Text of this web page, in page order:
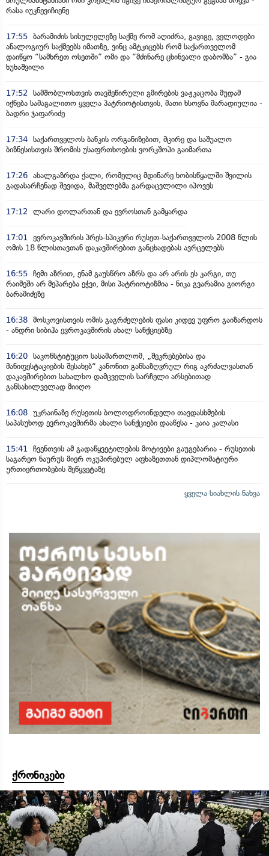
რასა იუკნევიჩიენე
17:55 ბარამიძის სისულელეზე საქმე რომ აღიძრა, გავიგე, ველოდები
ანალოგიურ საქმეებს იმათზე, ვინც ამტკიცებს რომ საქართველომ
დაიწყო “სამხრეთ ოსეთში” ომი და “მძინარე ცხინვალი დაბომბა” - გია
ხუხაშვილი
17:52
სამშობლოსთვის თავშეწირული გმირების ვაჟკაცობა მუდამ
იქნება სამაგალითო ყველა პატრიოტისთვის, მათი ხსოვნა მარადიულია -
ბადრი ჯაფარიძე
17:34 საქართველოს ბანკის ორგანიზებით, მცირე და საშუალო
ბიზნესისთვის შრომის უსაფრთხოების ვორკშოპი გაიმართა
17:26 ახალგაზრდა ქალი, რომელიც მდინარე ხობისწყალში შვილის
გადასარჩენად შევიდა, მაშველებმა გარდაცვლილი იპოვეს
17:12 ლარი დოლართან და ევროსთან გამყარდა
17:01
ევროკავშირის პრეს-სპიკერი რუსეთ-საქართველოს 2008 წლის
ომის 18 წლისთავთან დაკავშირებით განცხადებას ავრცელებს
16:55 ჩემი აზრით, ენამ გაუსწრო აზრს და არ არის ეს კარგი, თუ
რაიმეში არ მეპარება ეჭვი, მისი პატრიოტიზმია - ნიკა გვარამია გიორგი
ბარამიძეზე
16:38 მოსკოვისთვის ომის გაგრძელების ფასი კიდევ უფრო გაიზარდოს
- ანდრი სიბიჰა ევროკავშირის ახალ სანქციებზე
16:20 საკონსტიტუციო სასამართლომ, „შეკრებებისა და
მანიფესტაციების შესახებ“ კანონით განსაზღვრულ რიგ აკრძალვასთან
დაკავშირებით სახალხო დამცველის სარჩელი არსებითად
განსახილველად მიიღო
16:08 უკრაინაზე რუსეთის ბოლოდროინდელი თავდასხმების
საპასუხოდ ევროკავშირმა ახალი სანქციები დააწესა - კაია კალასი
15:41
ჩვენთვის ამ გადაწყვეტილების მოტივები გაუგებარია - რუსეთის
საგარეო ნაურუს მიერ ოკუპირებულ აფხაზეთთან დიპლომატიური
ურთიერთობების შეწყვეტაზე
ყველა სიახლის ნახვა
ქრონიკები